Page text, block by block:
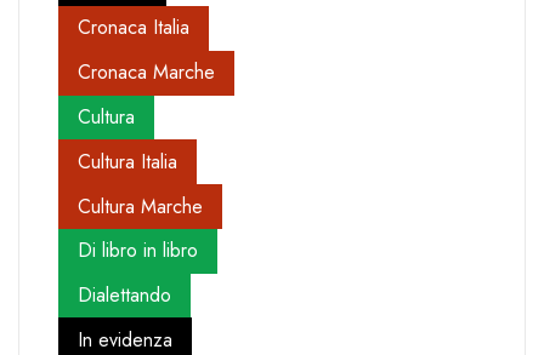
Cronaca Italia
Cronaca Marche
Cultura
Cultura Italia
Cultura Marche
Di libro in libro
Dialettando
In evidenza